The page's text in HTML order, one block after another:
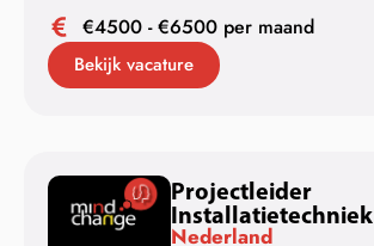
€4500 - €6500 per maand
Bekijk vacature
Projectleider
Installatietechniek
Nederland